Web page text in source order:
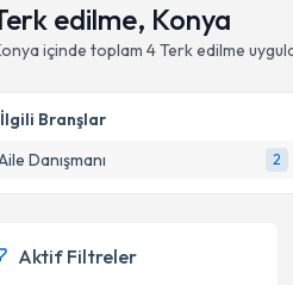
edilme, Konya
içinde toplam 4Terk edilme
İlgili Branşlar
Danışmanı
2
Aktif Filtreler